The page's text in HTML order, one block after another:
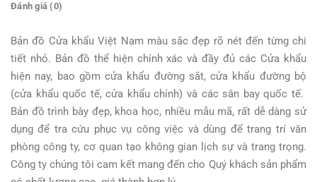
Đánh giá (0)
Bản đồ Cửa khẩu Việt Nam màu sắc đẹp rõ nét đến từng chi
tiết nhỏ. Bản đồ thể hiện chính xác và đầy đủ các Cửa khẩu
hiện nay, bao gồm cửa khẩu đường sắt, cửa khẩu đường bộ
(cửa khẩu quốc tế, cửa khẩu chính) và các sân bay quốc tế.
Bản đồ trình bày đẹp, khoa học, nhiều mẫu mã, rất dễ dàng sử
dụng để tra cứu phục vụ công việc và dùng để trang trí văn
phòng công ty, cơ quan tạo không gian lịch sự và trang trọng.
Công ty chúng tôi cam kết mang đến cho Quý khách sản phẩm